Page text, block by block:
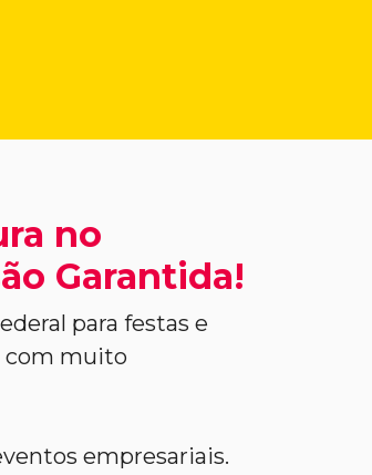
no
Garantida!
para festas e
com muito
empresariais.